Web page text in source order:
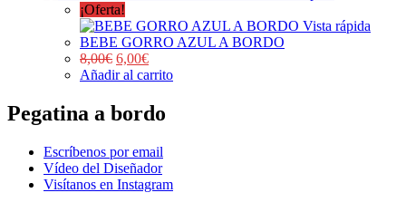
¡Oferta!
Vista rápida
BEBE GORRO AZUL A BORDO
8,00€ 6,00€
Añadir al carrito
Pegatina a bordo
Escríbenos por email
Vídeo del Diseñador
Visítanos en Instagram